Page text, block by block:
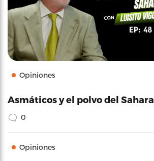
Opiniones
Asmáticos y el polvo del Sahara
0
Opiniones